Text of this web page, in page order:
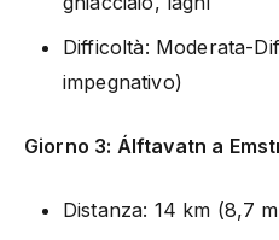
Difficoltà: Moderata-
impegnativo)
Giorno 3: Álftavatn a
Distanza: 14 km (8,7